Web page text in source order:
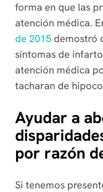
forma en que las
atención médica.
de 2015 demostró
síntomas de
atención médica
tacharan de
Ayudar a
por razón
Si tenemos